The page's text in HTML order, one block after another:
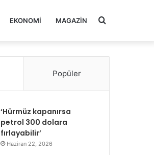
EKONOMI MAGAZIN Arama
Popüler
‘Hürmüz kapanırsa
petrol 300 dolara
fırlayabilir’
Haziran 22, 2026